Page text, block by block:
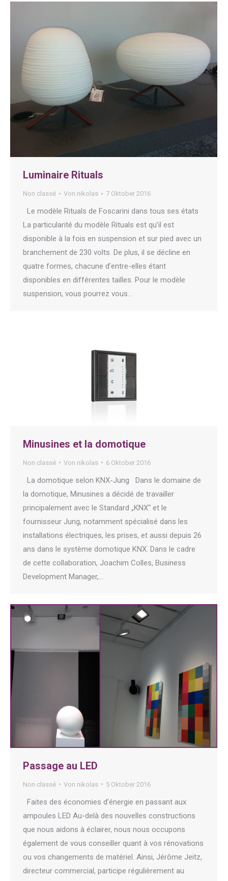
Luminaire Rituals
Non classé Von nikolas 7 Oktober 2016
Le modèle Rituals de Foscarini dans tous ses états
La particularité du modèle Rituals est qu’il est
disponible à la fois en suspension et sur pied avec un
branchement de 230 volts. De plus, il se décline en
quatre formes, chacune d’entre-elles étant
disponibles en différentes tailles. Pour le modèle
suspension, vous pourrez vous…
Minusines et la domotique
Non classé Von nikolas 6 Oktober 2016
La domotique selon KNX-Jung Dans le domaine de
la domotique, Minusines a décidé de travailler
principalement avec le Standard „KNX“ et le
fournisseur Jung, notamment spécialisé dans les
installations électriques, les prises, et aussi depuis 26
ans dans le système domotique KNX. Dans le cadre
de cette collaboration, Joachim Colles, Business
Development Manager,…
Passage au LED
Non classé Von nikolas 5 Oktober 2016
Faites des économies d’énergie en passant aux
ampoules LED Au-delà des nouvelles constructions
que nous aidons à éclairer, nous nous occupons
également de vous conseiller quant à vos rénovations
ou vos changements de matériel. Ainsi, Jérôme Jeitz,
directeur commercial, participe régulièrement au